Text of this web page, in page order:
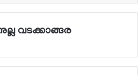
വടക്കാങ്ങര